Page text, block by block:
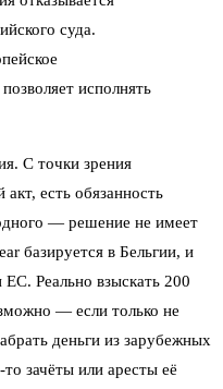
суда.
исполнять
С точки зрения
есть обязанность
— решение не имеет
базируется в Бельгии, и
Реально взыскать 200
— если только не
деньги из зарубежных
зачёты или аресты её